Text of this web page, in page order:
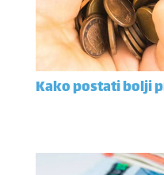
Kako postati bolji